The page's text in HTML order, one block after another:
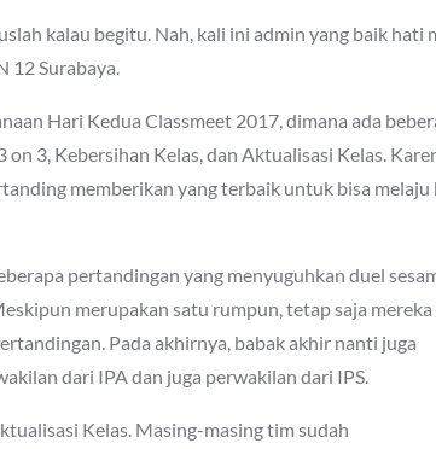
kalau begitu. Nah, kali ini admin yang baik hati
12 Surabaya.
Hari Kedua Classmeet 2017, dimana ada
3, Kebersihan Kelas, dan Aktualisasi Kelas.
memberikan yang terbaik untuk bisa melaju
pertandingan yang menyuguhkan duel
merupakan satu rumpun, tetap saja mereka
Pada akhirnya, babak akhir nanti juga
dari IPA dan juga perwakilan dari IPS.
Kelas. Masing-masing tim sudah